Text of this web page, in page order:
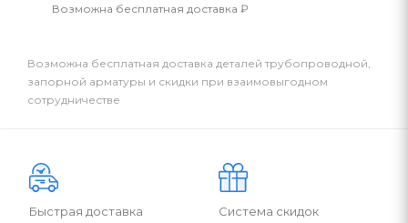
Возможна бесплатная доставка ₽
Возможна бесплатная доставка деталей трубопроводной,
запорной арматуры и скидки при взаимовыгодном
сотрудничестве
Быстрая доставка Система скидок